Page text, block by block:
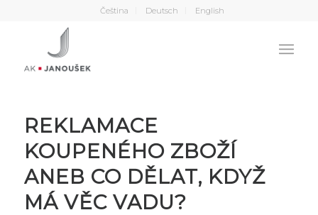
Čeština Deutsch English
REKLAMACE
KOUPENÉHO ZBOŽÍ
ANEB CO DĚLAT, KDYŽ
MÁ VĚC VADU?